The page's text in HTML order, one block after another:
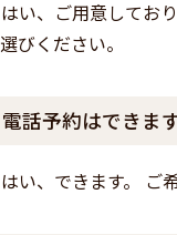
はい、ご用意してお
選びください。
電話予約はできま
はい、できます。 ご